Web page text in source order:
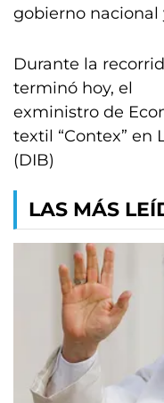
gobierno nacional
Durante la
terminó hoy, el
exministro de
textil “Contex” en
(DIB)
LAS MÁS